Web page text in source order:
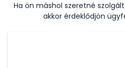
Ha ön máshol szeretné
akkor érdeklődjön